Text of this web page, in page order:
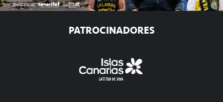
PATROCINADORES